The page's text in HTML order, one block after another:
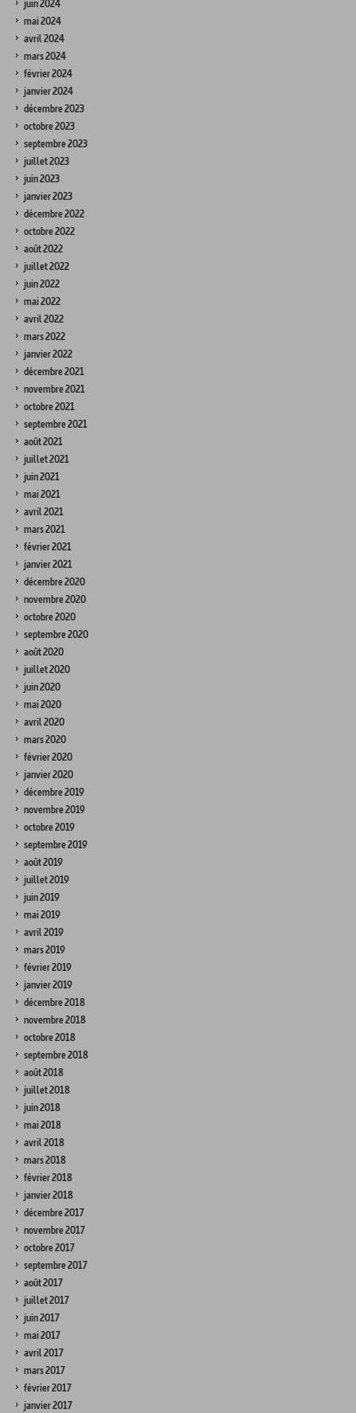
juin 2024
mai 2024
avril 2024
mars 2024
février 2024
janvier 2024
décembre 2023
octobre 2023
septembre 2023
juillet 2023
juin 2023
janvier 2023
décembre 2022
octobre 2022
août 2022
juillet 2022
juin 2022
mai 2022
avril 2022
mars 2022
janvier 2022
décembre 2021
novembre 2021
octobre 2021
septembre 2021
août 2021
juillet 2021
juin 2021
mai 2021
avril 2021
mars 2021
février 2021
janvier 2021
décembre 2020
novembre 2020
octobre 2020
septembre 2020
août 2020
juillet 2020
juin 2020
mai 2020
avril 2020
mars 2020
février 2020
janvier 2020
décembre 2019
novembre 2019
octobre 2019
septembre 2019
août 2019
juillet 2019
juin 2019
mai 2019
avril 2019
mars 2019
février 2019
janvier 2019
décembre 2018
novembre 2018
octobre 2018
septembre 2018
août 2018
juillet 2018
juin 2018
mai 2018
avril 2018
mars 2018
février 2018
janvier 2018
décembre 2017
novembre 2017
octobre 2017
septembre 2017
août 2017
juillet 2017
juin 2017
mai 2017
avril 2017
mars 2017
février 2017
janvier 2017